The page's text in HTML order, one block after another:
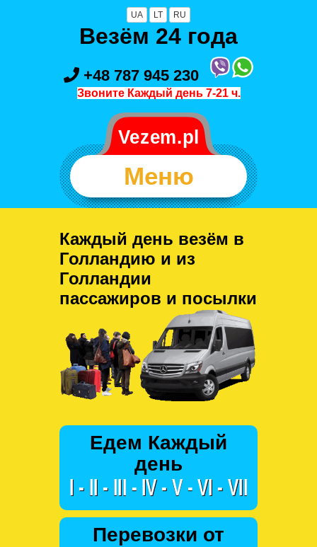
UA LT RU
Везём 24 года
+48 787 945 230
Звоните Каждый день 7-21 ч.
Меню
Каждый день везём в
Голландию и из
Голландии
пассажиров и посылки
Едем Каждый
день
Перевозки от